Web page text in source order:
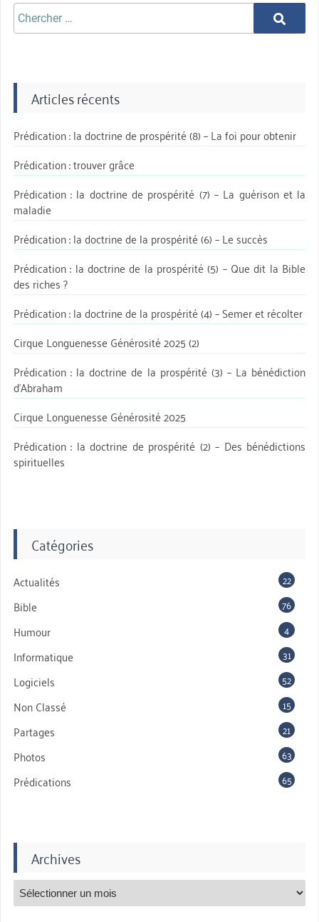
Chercher
aprè:
Chercher
Articles récents
Prédication : la doctrine de prospérité (8) – La foi pour obtenir
Prédication : trouver grâce
Prédication : la doctrine de prospérité (7) – La guérison et la
maladie
Prédication : la doctrine de la prospérité (6) – Le succès
Prédication : la doctrine de la prospérité (5) – Que dit la Bible
des riches ?
Prédication : la doctrine de la prospérité (4) – Semer et récolter
Cirque Longuenesse Générosité 2025 (2)
Prédication : la doctrine de la prospérité (3) – La bénédiction
d’Abraham
Cirque Longuenesse Générosité 2025
Prédication : la doctrine de prospérité (2) – Des bénédictions
spirituelles
Catégories
Actualités 22
Bible 76
Humour 4
Informatique 31
Logiciels 52
Non Classé 15
Partages 21
Photos 63
Prédications 65
Archives